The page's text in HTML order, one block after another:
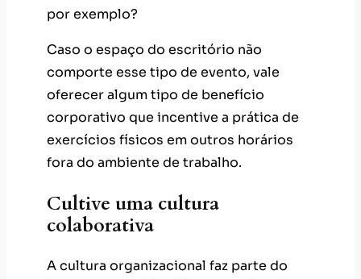
por exemplo?
Caso o espaço do escritório não
comporte esse tipo de evento, vale
oferecer algum tipo de benefício
corporativo que incentive a prática de
exercícios físicos em outros horários
fora do ambiente de trabalho.
Cultive uma cultura
colaborativa
A cultura organizacional faz parte do